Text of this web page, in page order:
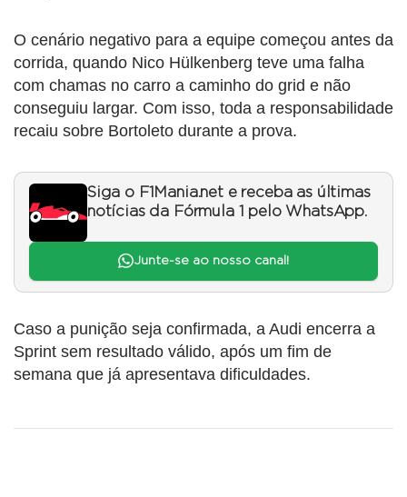
O cenário negativo para a equipe começou antes da
corrida, quando Nico Hülkenberg teve uma falha
com chamas no carro a caminho do grid e não
conseguiu largar. Com isso, toda a responsabilidade
recaiu sobre Bortoleto durante a prova.
Siga o F1Mania.net e receba as últimas
notícias da Fórmula 1 pelo WhatsApp.
Junte-se ao nosso canal!
Caso a punição seja confirmada, a Audi encerra a
Sprint sem resultado válido, após um fim de
semana que já apresentava dificuldades.